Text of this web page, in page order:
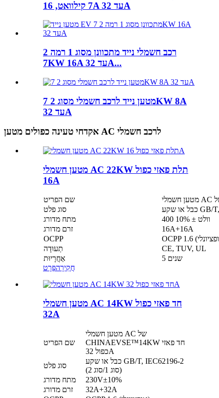
7 קילוואט, 16A עד 32A
רכב חשמלי נייד מתכוונן מסוג 1 רמה 2
7KW 16A עד 32A...
מטען נייד לרכב חשמלי מסוג 2 7KW 8A
עד 32A
אקדחי טעינה כפולים מטען AC לרכב חשמלי
מטען חשמלי AC 22KW תלת פאזי כפול
16A
שם הפריט
סוג פלט
מתח מדורג
400 וולט ± 10%
זרם מדורג
16A+16A
OCPP
תְעוּדָה
CE, TUV, UL
אַחֲרָיוּת
5 שנים
חֲקִירָהפְּרָט
מטען חשמלי AC 14KW חד פאזי כפול
32A
שם הפריט
מטען חשמלי AC של
CHINAEVSE™️14KW חד פאזי
כפול 32A
סוג פלט
כבל או שקע GB/T, IEC62196-2
(סוג 1/סוג 2)
מתח מדורג
230V±10%
זרם מדורג
32A+32A